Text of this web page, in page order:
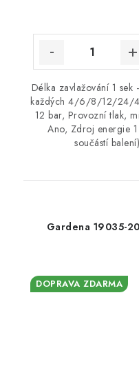
Délka zavlažování 1
každých 4/6/8/12/24/
12 bar, Provozní tlak,
Ano, Zdroj energie
součástí
Gardena 19035-
DOPRAVA ZDARMA